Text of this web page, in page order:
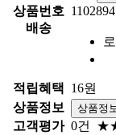
상품번호 1102894
배송
적립혜택 16원
상품정보 상품정
고객평가 0건